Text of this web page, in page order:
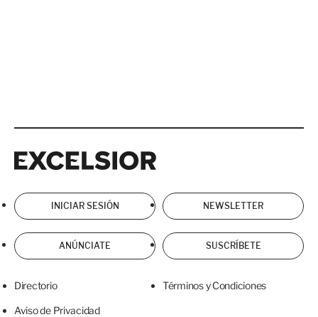
INICIAR SESIÓN NEWSLETTER
ANÚNCIATE SUSCRÍBETE
Directorio Términos y Condiciones
Aviso de Privacidad